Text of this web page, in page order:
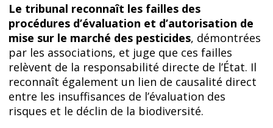
Le tribunal reconnaît les failles des
procédures d’évaluation et d’autorisation de
mise sur le marché des pesticides, démontrées
par les associations, et juge que ces failles
relèvent de la responsabilité directe de l’État. Il
reconnaît également un lien de causalité direct
entre les insuffisances de l’évaluation des
risques et le déclin de la biodiversité.